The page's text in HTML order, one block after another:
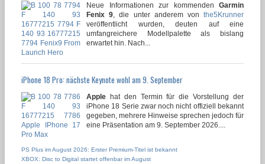
Neue Informationen zur kommenden Garmin
Fenix 9 , die unter anderem vonthe5Krunner
veröffentlicht wurden, deuten auf eine
umfangreichere Modellpalette als bislang
erwartet hin. Nach...
iPhone 18 Pro: nächste Keynote wohl am 9. September
Apple hat den Termin für die Vorstellung der
iPhone 18 Serie zwar noch nicht offiziell bekannt
gegeben, mehrere Hinweise sprechen jedoch für
eine Präsentation am 9. September 2026....
PS Plus im August 2026: Erster Premium-Titel ist bekannt
XBOX: Disc to Digital startet offenbar im August